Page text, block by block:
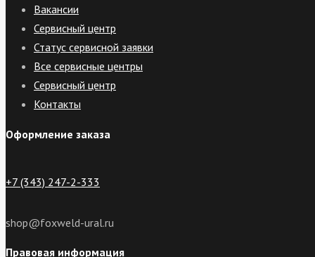
Вакансии
Сервисный центр
Статус сервисной заявки
Все сервисные центры
Сервисный центр
Контакты
Оформление заказа
+7 (343) 247-2-333
shop@foxweld-ural.ru
Правовая информация